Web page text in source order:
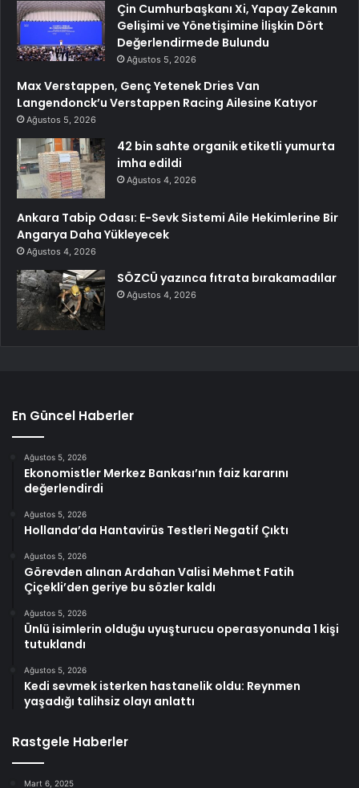
Çin Cumhurbaşkanı Xi, Yapay Zekanın
Gelişimi ve Yönetişimine İlişkin Dört
Değerlendirmede Bulundu
Ağustos 5, 2026
Max Verstappen, Genç Yetenek Dries Van
Langendonck’u Verstappen Racing Ailesine Katıyor
Ağustos 5, 2026
42 bin sahte organik etiketli yumurta
imha edildi
Ağustos 4, 2026
Ankara Tabip Odası: E-Sevk Sistemi Aile Hekimlerine Bir
Angarya Daha Yükleyecek
Ağustos 4, 2026
SÖZCÜ yazınca fıtrata bırakamadılar
Ağustos 4, 2026
En Güncel Haberler
Ağustos 5, 2026
Ekonomistler Merkez Bankası’nın faiz kararını
değerlendirdi
Ağustos 5, 2026
Hollanda’da Hantavirüs Testleri Negatif Çıktı
Ağustos 5, 2026
Görevden alınan Ardahan Valisi Mehmet Fatih
Çiçekli’den geriye bu sözler kaldı
Ağustos 5, 2026
Ünlü isimlerin olduğu uyuşturucu operasyonunda 1 kişi
tutuklandı
Ağustos 5, 2026
Kedi sevmek isterken hastanelik oldu: Reynmen
yaşadığı talihsiz olayı anlattı
Rastgele Haberler
Mart 6, 2025